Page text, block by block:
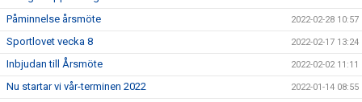
Påminnelse årsmöte 2022-02-28 10:57
Sportlovet vecka 8 2022-02-17 13:24
Inbjudan till Årsmöte 2022-02-02 11:11
Nu startar vi vår-terminen 2022 2022-01-14 08:55